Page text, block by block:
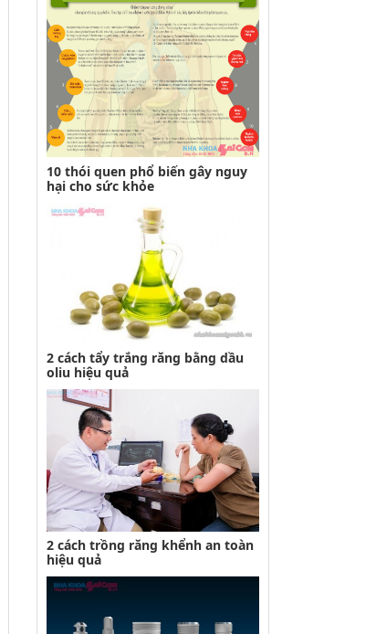
10 thói quen phổ biến gây nguy
hại cho sức khỏe
2 cách tẩy trắng răng bằng dầu
oliu hiệu quả
2 cách trồng răng khểnh an toàn
hiệu quả